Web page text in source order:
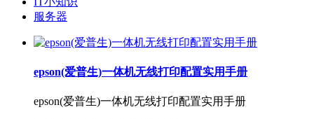
服务器
epson(爱普生)一体机无线打印配置实用手册
epson(爱普生)一体机无线打印配置实用手册